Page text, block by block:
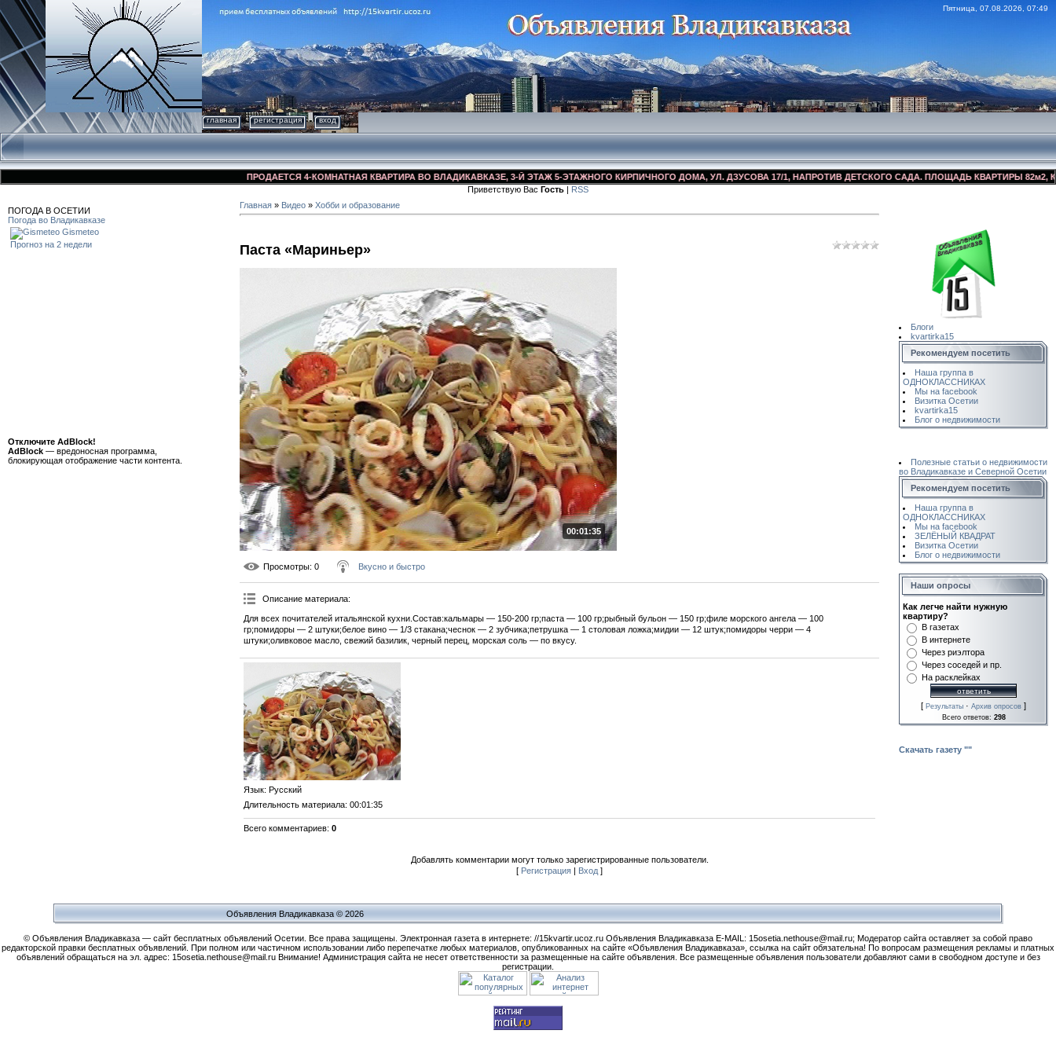
Пятница, 07.08.2026, 07:49
главная регистрация вход
ПРОДАЕТСЯ 4-КОМНАТНАЯ КВАРТИРА ВО ВЛАДИКАВКАЗЕ, 3-Й ЭТАЖ 5-ЭТАЖНОГО КИРПИЧНОГО ДОМА, УЛ. ДЗУСОВА 17/1, НАПРОТИВ ДЕТСКОГО САДА. ПЛОЩАДЬ КВАРТИРЫ 82м2,
Приветствую Вас Гость | RSS
ПОГОДА В ОСЕТИИ
Погода во Владикавказе
Gismeteo
Прогноз на 2 недели
Отключите AdBlock!
AdBlock — вредоносная программа,
блокирующая отображение части контента.
Главная » Видео » Хобби и образование
Паста «Мариньер»
00:01:35
Просмотры: 0 Вкусно и быстро
Описание материала:
Для всех почитателей итальянской кухни.Состав:кальмары — 150-200 гр;паста — 100 гр;рыбный бульон — 150 гр;филе морского ангела — 100
гр;помидоры — 2 штуки;белое вино — 1/3 стакана;чеснок — 2 зубчика;петрушка — 1 столовая ложка;мидии — 12 штук;помидоры черри — 4
штуки;оливковое масло, свежий базилик, черный перец, морская соль — по вкусу.
Язык: Русский
Длительность материала: 00:01:35
Всего комментариев: 0
Добавлять комментарии могут только зарегистрированные пользователи.
[ Регистрация | Вход ]
Блоги
kvartirka15
Рекомендуем посетить
Наша группа в
ОДНОКЛАССНИКАХ
Мы на facebook
Визитка Осетии
kvartirka15
Блог о недвижимости
Полезные статьи о недвижимости
во Владикавказе и Северной Осетии
Рекомендуем посетить
Наша группа в
ОДНОКЛАССНИКАХ
Мы на facebook
ЗЕЛЁНЫЙ КВАДРАТ
Визитка Осетии
Блог о недвижимости
Наши опросы
Как легче найти нужную
квартиру?
В газетах
В интернете
Через риэлтора
Через соседей и пр.
На расклейках
[ Результаты · Архив опросов ]
Всего ответов: 298
Скачать газету ""
Объявления Владикавказа © 2026
© Объявления Владикавказа — сайт бесплатных объявлений Осетии. Все права защищены. Электронная газета в интернете: //15kvartir.ucoz.ru Объявления Владикавказа E-MAIL: 15osetia.nethouse@mail.ru; Модератор сайта оставляет за собой право
редакторской правки бесплатных объявлений. При полном или частичном использовании либо перепечатке любых материалов, опубликованных на сайте «Объявления Владикавказа», ссылка на сайт обязательна! По вопросам размещения рекламы и платных
объявлений обращаться на эл. адрес: 15osetia.nethouse@mail.ru Внимание! Администрация сайта не несет ответственности за размещенные на сайте объявления. Все размещенные объявления пользователи добавляют сами в свободном доступе и без
регистрации.